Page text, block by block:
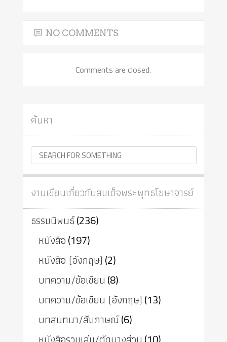
NO COMMENTS
Comments are closed.
ค้นหา
งานเขียนเกี่ยวกับสมเด็จพระพุทธโฆษาจารย์
ธรรมนิพนธ์(236)
หนังสือ(197)
หนังสือ (อังกฤษ) (2)
บทความ/ข้อเขียน (8)
บทความ/ข้อเขียน (อังกฤษ) (13)
บทสนทนา/สัมภาษณ์(6)